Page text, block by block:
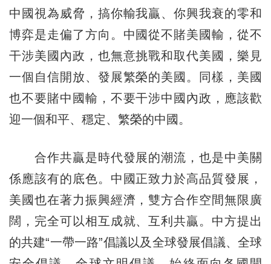
中國視為威脅，搞你輸我贏、你興我衰的零和
博弈是走偏了方向。中國從不賭美國輸，從不
干涉美國內政，也無意挑戰和取代美國，樂見
一個自信開放、發展繁榮的美國。同樣，美國
也不要賭中國輸，不要干涉中國內政，應該歡
迎一個和平、穩定、繁榮的中國。
合作共贏是時代發展的潮流，也是中美關
係應該有的底色。中國正致力於高品質發展，
美國也在著力振興經濟，雙方合作空間無限廣
闊，完全可以相互成就、互利共贏。中方提出
的共建“一帶一路”倡議以及全球發展倡議、全球